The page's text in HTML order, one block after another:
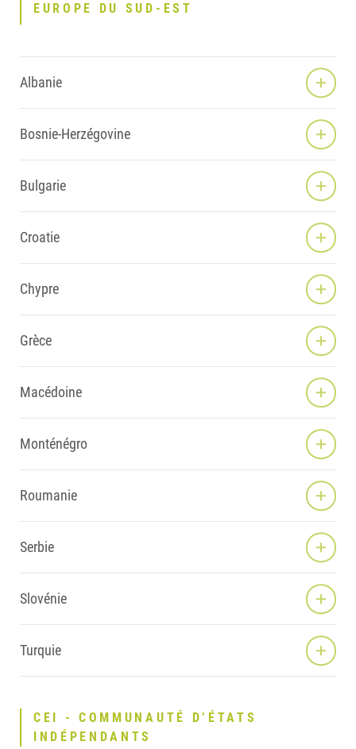
EUROPE DU SUD-EST
Albanie
Bosnie-Herzégovine
Bulgarie
Croatie
Chypre
Grèce
Macédoine
Monténégro
Roumanie
Serbie
Slovénie
Turquie
CEI - COMMUNAUTÉ D’ÉTATS
INDÉPENDANTS